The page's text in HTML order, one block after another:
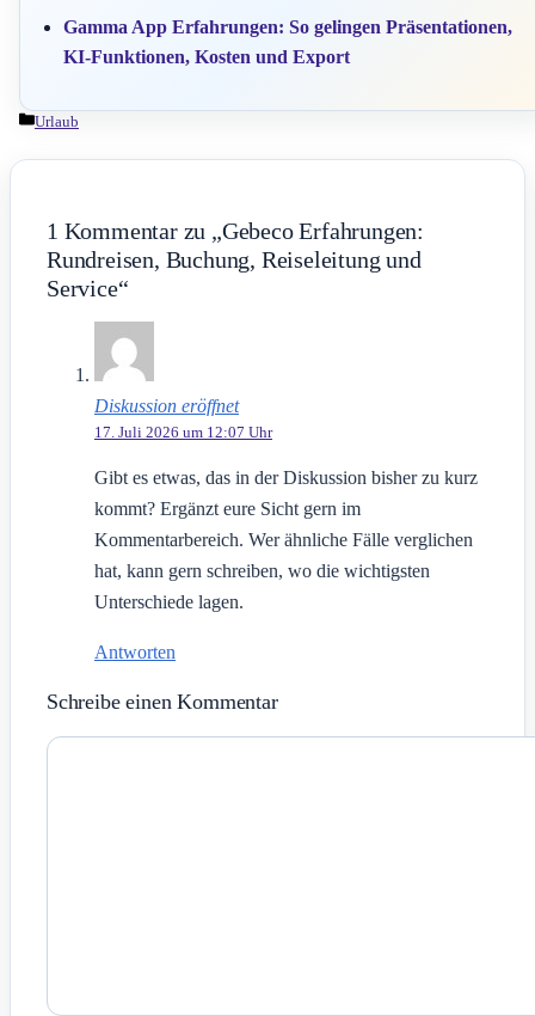
Gamma App Erfahrungen: So gelingen Präsentationen,
KI-Funktionen, Kosten und Export
Kategorien
Urlaub
1 Kommentar zu „Gebeco Erfahrungen:
Rundreisen, Buchung, Reiseleitung und
Service“
Diskussion eröffnet
17. Juli 2026 um 12:07 Uhr
Gibt es etwas, das in der Diskussion bisher zu kurz
kommt? Ergänzt eure Sicht gern im
Kommentarbereich. Wer ähnliche Fälle verglichen
hat, kann gern schreiben, wo die wichtigsten
Unterschiede lagen.
Antworten
Schreibe einen Kommentar
Kommentar